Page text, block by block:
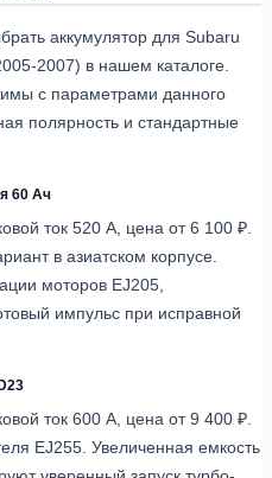
аккумулятор для Subaru
2007) в нашем каталоге.
с параметрами данного
полярность и стандартные
60 Ач
ток 520 А, цена от 6 100 ₽.
в азиатском корпусе.
моторов EJ205,
импульс при исправной
ток 600 А, цена от 9 400 ₽.
EJ255. Увеличенная емкость